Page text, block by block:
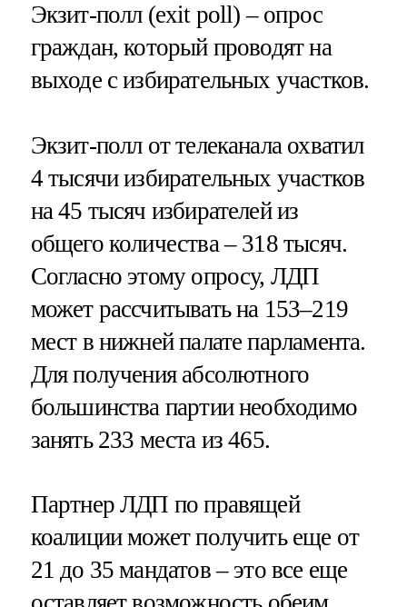
Экзит-полл (exit poll) – опрос
граждан, который проводят на
выходе с избирательных участков.
Экзит-полл от телеканала охватил
4 тысячи избирательных участков
на 45 тысяч избирателей из
общего количества – 318 тысяч.
Согласно этому опросу, ЛДП
может рассчитывать на 153–219
мест в нижней палате парламента.
Для получения абсолютного
большинства партии необходимо
занять 233 места из 465.
Партнер ЛДП по правящей
коалиции может получить еще от
21 до 35 мандатов – это все еще